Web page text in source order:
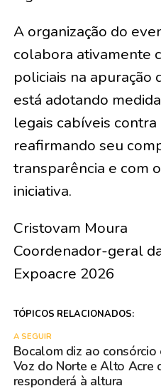
A organização do
colabora ativamente
policiais na apuração
está adotando
legais cabíveis
reafirmando seu
transparência e com
iniciativa.
Cristovam Moura
Coordenador-geral
Expoacre 2026
TÓPICOS RELACIONADOS:
A SEGUIR
Bocalom diz ao
Voz do Norte e Alto Acre
responderá à altura